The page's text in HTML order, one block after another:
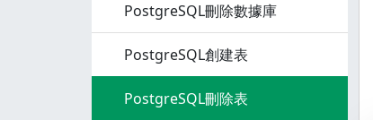
PostgreSQL刪除數據庫
PostgreSQL創建表
PostgreSQL刪除表